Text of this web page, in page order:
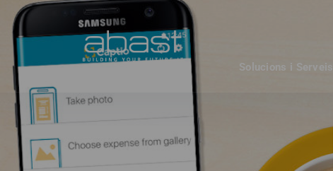
Solucions i Serveis